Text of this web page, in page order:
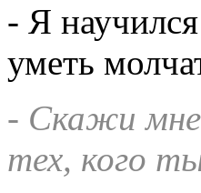
- Я
уметь
- Скажи мне
тех, кого